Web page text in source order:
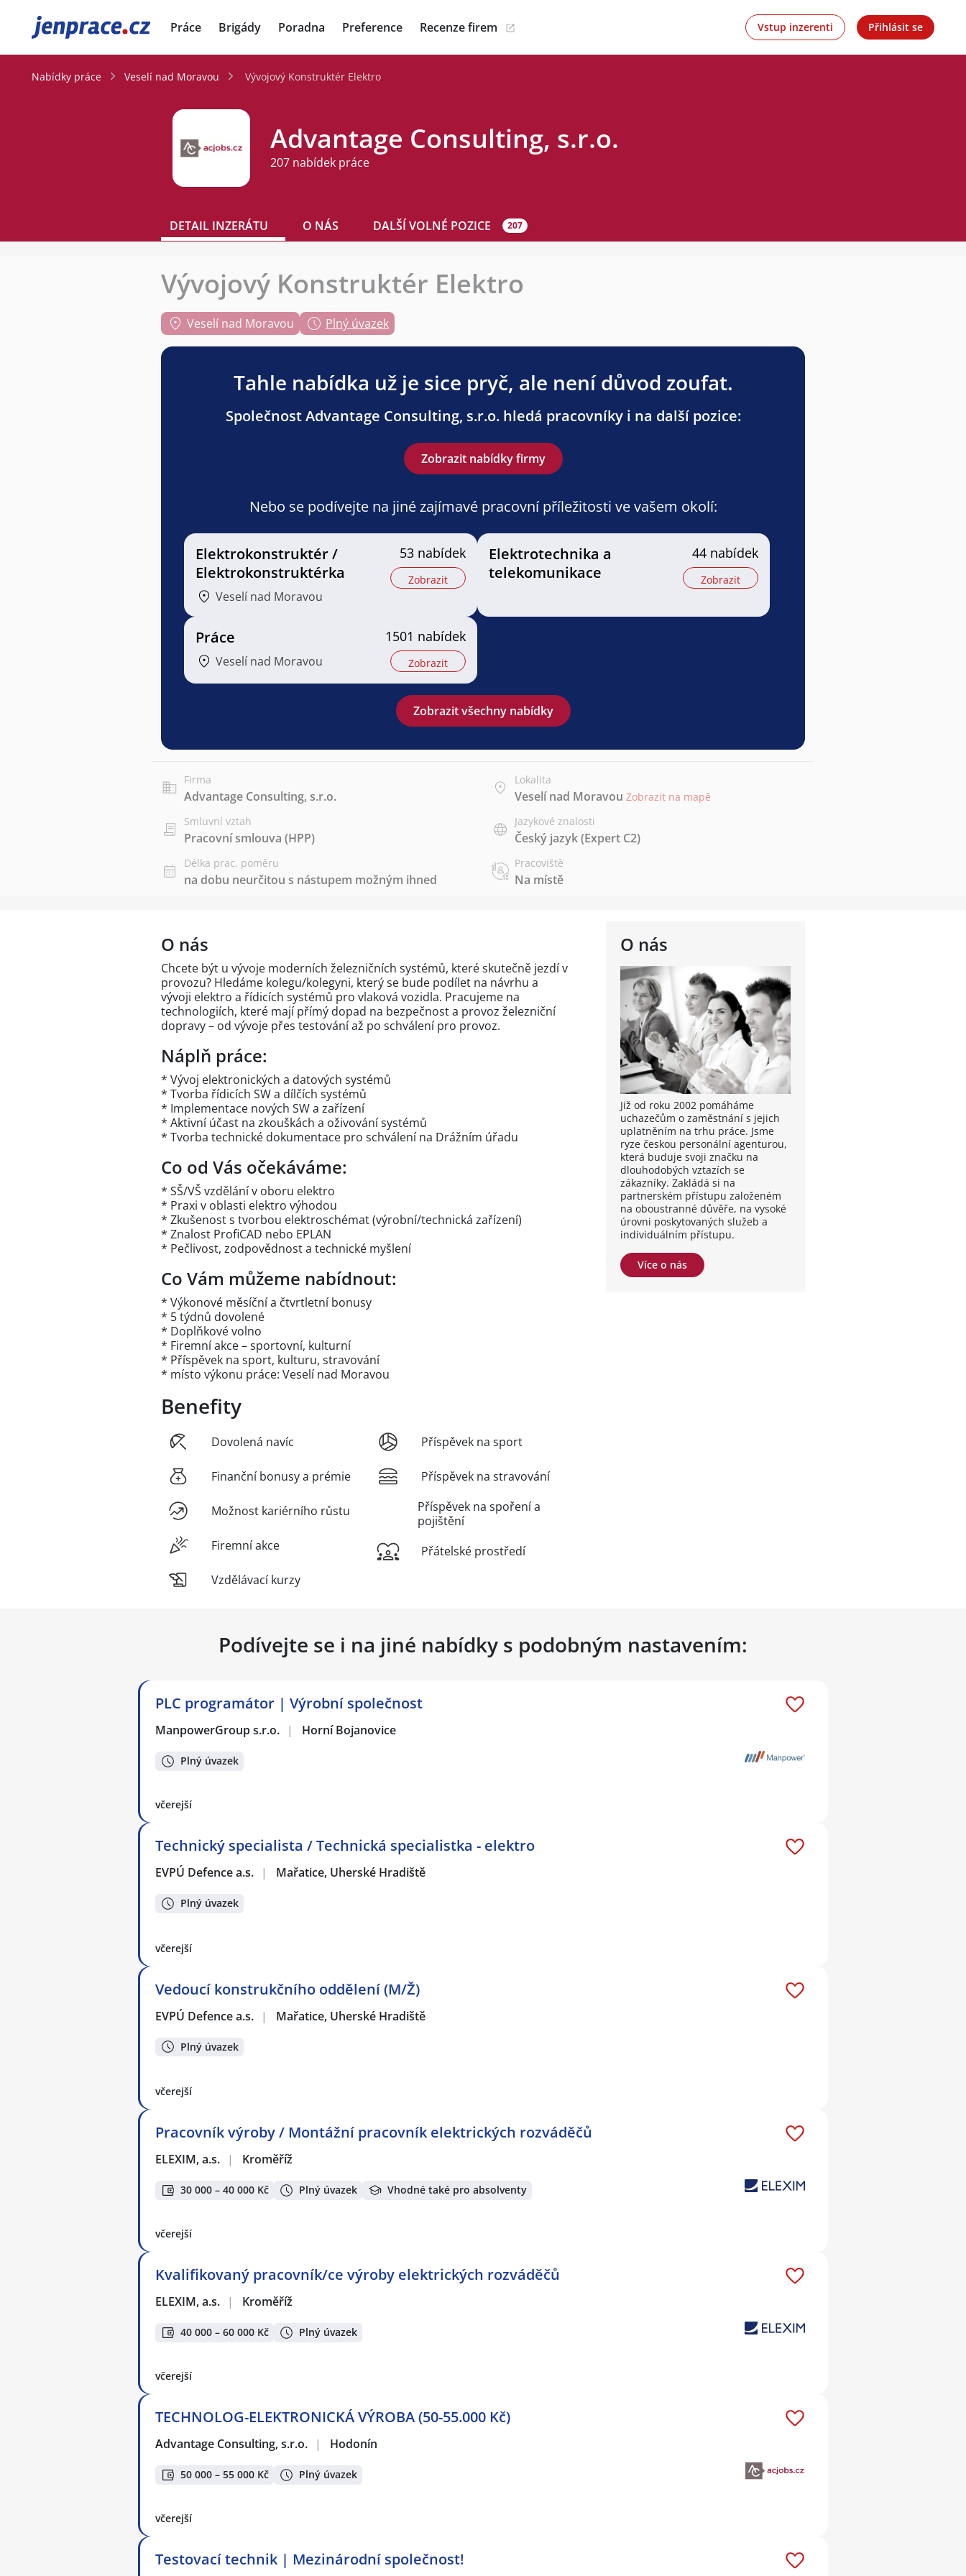
JenPráce.cz Práce Brigády Poradna Preference Recenze firem Vstup inzerenti Přihlásit se
Nabídky práce Veselí nad Moravou Vývojový Konstruktér Elektro
Advantage Consulting, s.r.o.
207 nabídek práce
DETAIL INZERÁTU O NÁS DALŠÍ VOLNÉ POZICE 207
Vývojový Konstruktér Elektro
Veselí nad Moravou Plný úvazek
Tahle nabídka už je sice pryč, ale není důvod zoufat.
Společnost Advantage Consulting, s.r.o. hledá pracovníky i na další pozice:
Zobrazit nabídky firmy
Nebo se podívejte na jiné zajímavé pracovní příležitosti ve vašem okolí:
Elektrokonstruktér /
Elektrokonstruktérka
Veselí nad Moravou
53 nabídek
Zobrazit
Elektrotechnika a
telekomunikace
44 nabídek
Zobrazit
Práce
Veselí nad Moravou
1501 nabídek
Zobrazit
Zobrazit všechny nabídky
Firma
Advantage Consulting, s.r.o.
Lokalita
Veselí nad Moravou Zobrazit na mapě
Smluvní vztah
Pracovní smlouva (HPP)
Jazykové znalosti
Český jazyk(Expert C2)
Délka prac. poměru
na dobu neurčitou s nástupem možným ihned
Pracoviště
Na místě
O nás
Již od roku 2002 pomáháme
uchazečům o zaměstnání s jejich
uplatněním na trhu práce. Jsme
ryze českou personální agenturou,
která buduje svoji značku na
dlouhodobých vztazích se
zákazníky. Zakládá si na
partnerském přístupu založeném
na oboustranné důvěře, na vysoké
úrovni poskytovaných služeb a
individuálním přístupu.
Více o nás
O nás
Chcete být u vývoje moderních železničních systémů, které skutečně jezdí v
provozu? Hledáme kolegu/kolegyni, který se bude podílet na návrhu a
vývoji elektro a řídicích systémů pro vlaková vozidla. Pracujeme na
technologiích, které mají přímý dopad na bezpečnost a provoz železniční
dopravy – od vývoje přes testování až po schválení pro provoz.
Náplň práce:
* Vývoj elektronických a datových systémů
* Tvorba řídicích SW a dílčích systémů
* Implementace nových SW a zařízení
* Aktivní účast na zkouškách a oživování systémů
* Tvorba technické dokumentace pro schválení na Drážním úřadu
Co od Vás očekáváme:
* SŠ/VŠ vzdělání v oboru elektro
* Praxi v oblasti elektro výhodou
* Zkušenost s tvorbou elektroschémat (výrobní/technická zařízení)
* Znalost ProfiCAD nebo EPLAN
* Pečlivost, zodpovědnost a technické myšlení
Co Vám můžeme nabídnout:
* Výkonové měsíční a čtvrtletní bonusy
* 5 týdnů dovolené
* Doplňkové volno
* Firemní akce – sportovní, kulturní
* Příspěvek na sport, kulturu, stravování
* místo výkonu práce: Veselí nad Moravou
Benefity
Dovolená navíc
Finanční bonusy a prémie
Možnost kariérního růstu
Firemní akce
Vzdělávací kurzy
Příspěvek na sport
Příspěvek na stravování
Příspěvek na spoření a
pojištění
Přátelské prostředí
Podívejte se i na jiné nabídky s podobným nastavením:
PLC programátor | Výrobní společnost
ManpowerGroup s.r.o. | Horní Bojanovice
Plný úvazek
včerejší
Technický specialista / Technická specialistka - elektro
EVPÚ Defence a.s. | Mařatice, Uherské Hradiště
Plný úvazek
včerejší
Vedoucí konstrukčního oddělení (M/Ž)
EVPÚ Defence a.s. | Mařatice, Uherské Hradiště
Plný úvazek
včerejší
Pracovník výroby / Montážní pracovník elektrických rozváděčů
ELEXIM, a.s. | Kroměříž
30 000 – 40 000 Kč Plný úvazek Vhodné také pro absolventy
včerejší
Kvalifikovaný pracovník/ce výroby elektrických rozváděčů
ELEXIM, a.s. | Kroměříž
40 000 – 60 000 Kč Plný úvazek
včerejší
TECHNOLOG-ELEKTRONICKÁ VÝROBA (50-55.000 Kč)
Advantage Consulting, s.r.o. | Hodonín
50 000 – 55 000 Kč Plný úvazek
včerejší
Testovací technik | Mezinárodní společnost!